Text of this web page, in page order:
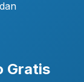
Gratis